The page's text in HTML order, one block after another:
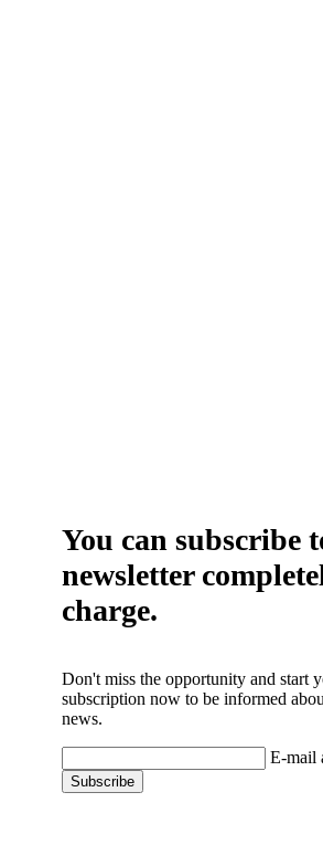
You can subscribe
newsletter
charge.
Don't miss the opportunity and start
subscription now to be informed
news.
E-mail